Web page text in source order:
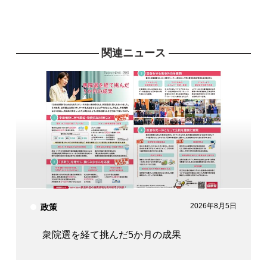
関連ニュース
政策 2026年8月5日
衆院選を経て挑んだ5か月の成果